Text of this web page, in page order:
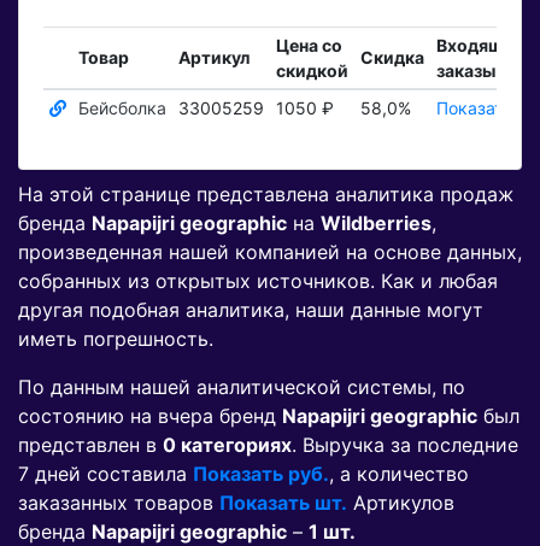
Товар Артикул
Цена со
скидкой
Скидка
Входящие
заказы
Бейсболка
33005259 1050 ₽ 58,0% Показать ₽
На этой странице представлена аналитика продаж
бренда Napapijri geographic на Wildberries,
произведенная нашей компанией на основе данных,
собранных из открытых источников. Как и любая
другая подобная аналитика, наши данные могут
иметь погрешность.
По данным нашей аналитической системы, по
состоянию на вчера бренд Napapijri geographic был
представлен в 0 категориях. Выручка за последние
7 дней составила Показать руб., а количество
заказанных товаров Показать шт. Артикулов
бренда Napapijri geographic – 1 шт.